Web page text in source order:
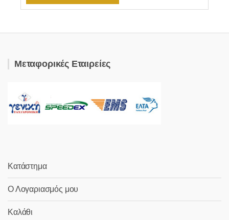
Μεταφορικές Εταιρείες
Κατάστημα
Ο Λογαριασμός μου
Καλάθι